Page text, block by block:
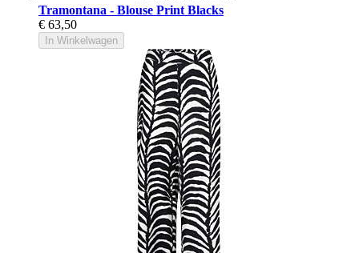
Tramontana - Blouse Print Blacks
€ 63,50
In Winkelwagen